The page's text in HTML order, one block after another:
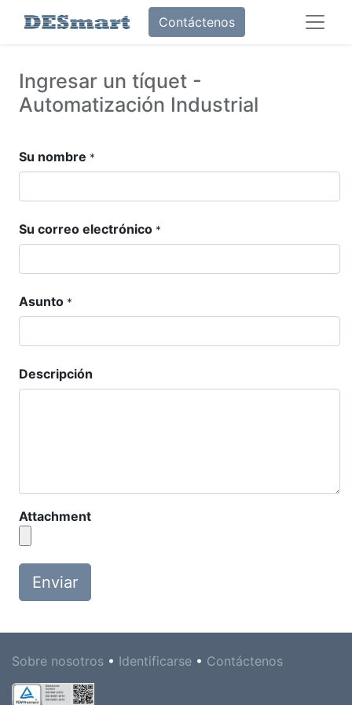
Contáctenos
Ingresar un tíquet -
Automatización Industrial
Su nombre *
Su correo electrónico *
Asunto *
Descripción
Attachment
Enviar
Sobre nosotros • Identificarse • Contáctenos